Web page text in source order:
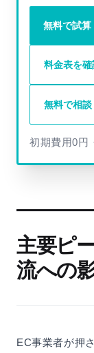
無料で試算
料金表を確
無料で相談
初期費用0円
主要ピ
流への
EC事業者が押